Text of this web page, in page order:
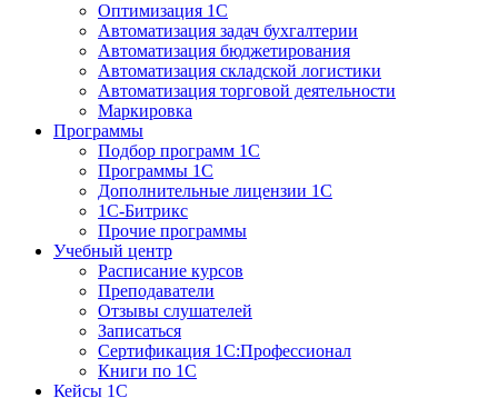
Оптимизация 1С
Автоматизация задач бухгалтерии
Автоматизация бюджетирования
Автоматизация складской логистики
Автоматизация торговой деятельности
Маркировка
Программы
Подбор программ 1С
Программы 1С
Дополнительные лицензии 1С
1С-Битрикс
Прочие программы
Учебный центр
Расписание курсов
Преподаватели
Отзывы слушателей
Записаться
Сертификация 1С:Профессионал
Книги по 1С
Кейсы 1С